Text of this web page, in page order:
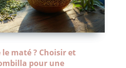
maté ? Choisir et
pour une